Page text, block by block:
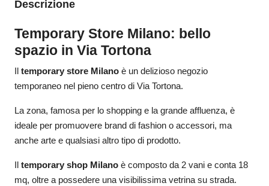
Descrizione
Temporary Store Milano: bello
spazio in Via Tortona
Il temporary store Milano è un delizioso negozio
temporaneo nel pieno centro di Via Tortona.
La zona, famosa per lo shopping e la grande affluenza, è
ideale per promuovere brand di fashion o accessori, ma
anche arte e qualsiasi altro tipo di prodotto.
Il temporary shop Milano è composto da 2 vani e conta 18
mq, oltre a possedere una visibilissima vetrina su strada.